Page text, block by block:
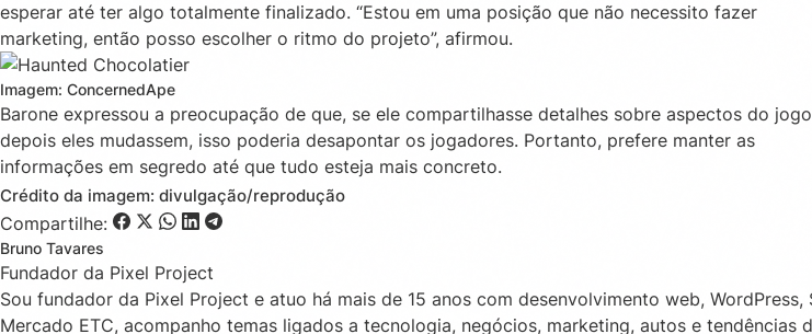
esperar até ter algo totalmente finalizado. “Estou em uma posição que não necessito fazer
marketing, então posso escolher o ritmo do projeto”, afirmou.
Imagem: ConcernedApe
Barone expressou a preocupação de que, se ele compartilhasse detalhes sobre aspectos do
depois eles mudassem, isso poderia desapontar os jogadores. Portanto, prefere manter as
informações em segredo até que tudo esteja mais concreto.
Crédito da imagem: divulgação/reprodução
Compartilhe:
Bruno Tavares
Fundador da Pixel Project
Sou fundador da Pixel Project e atuo há mais de 15 anos com desenvolvimento web,
Mercado ETC, acompanho temas ligados a tecnologia, negócios, marketing, autos e tendências